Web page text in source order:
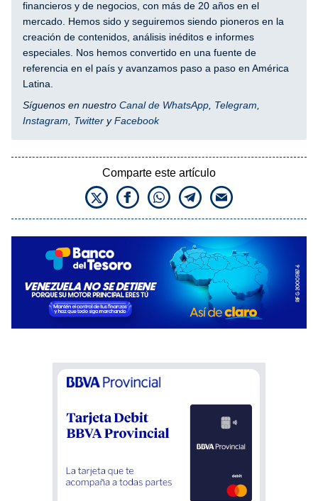
financieros y de negocios, con más de 20 años en el
mercado. Hemos sido y seguiremos siendo pioneros en la
creación de contenidos, análisis inéditos e informes
especiales. Nos hemos convertido en una fuente de
referencia en el país y avanzamos paso a paso en América
Latina.
Síguenos en nuestro Canal de WhatsApp Telegram
Instagram
Twitter yFacebook
Comparte este artículo